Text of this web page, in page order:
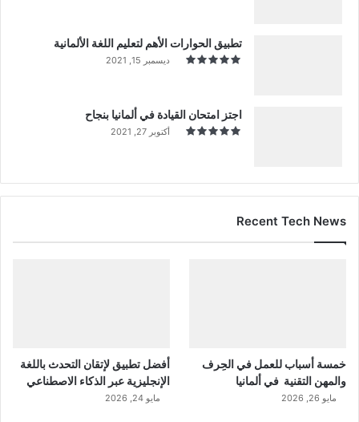
تطبيق الحوارات الأهم لتعليم اللغة الألمانية
ديسمبر 15, 2021
اجتز امتحان القيادة في ألمانيا بنجاح
أكتوبر 27, 2021
Recent Tech News
خمسة أسباب للعمل في الحِرف
والمهن التقنية في ألمانيا
مايو 26, 2026
أفضل تطبيق لإتقان التحدث باللغة
الإنجليزية عبر الذكاء الاصطناعي
مايو 24, 2026